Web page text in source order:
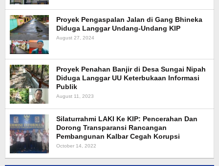
Proyek Pengaspalan Jalan di Gang Bhineka
Diduga Langgar Undang-Undang KIP
August 27, 2024
Proyek Penahan Banjir di Desa Sungai Nipah
Diduga Langgar UU Keterbukaan Informasi
Publik
August 11, 2023
Silaturrahmi LAKI Ke KIP: Pencerahan Dan
Dorong Transparansi Rancangan
Pembangunan Kalbar Cegah Korupsi
October 14, 2022